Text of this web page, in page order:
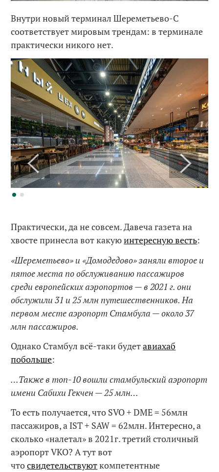
Внутри новый терминал Шереметьево-С
соответствует мировым трендам: в терминале
практически никого нет.
Практически, да не совсем. Давеча газета на
хвосте принесла вот какуюинтересную весть:
«Шереметьево» и «Домодедово» заняли второе и
пятое места по обслуживанию пассажиров
среди европейских аэропортов — в 2021 г. они
обслужили 31 и 25 млн путешественников. На
первом месте аэропорт Стамбула — около 37
млн пассажиров.
Однако Стамбул всё-таки будетавиахаб
побольше:
…Также в топ-10 вошли стамбульский аэропорт
имени Сабихи Гекчен — 25 млн…
То есть получается, что SVO + DME = 56млн
пассажиров, а IST + SAW = 62млн. Интересно, а
сколько «налетал» в 2021г. третий столичный
аэропорт VKO? А тут вот
чтосвидетельствуюткомпетентные